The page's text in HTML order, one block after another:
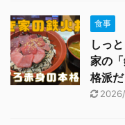
食事
しっ
家の
格派